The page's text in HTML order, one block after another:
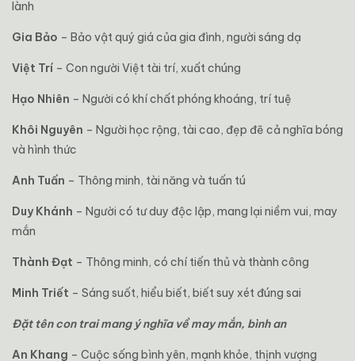
lành
Gia Bảo – Bảo vật quý giá của gia đình, người sáng dạ
Việt Trí – Con người Việt tài trí, xuất chúng
Hạo Nhiên – Người có khí chất phóng khoáng, trí tuệ
Khôi Nguyên – Người học rộng, tài cao, đẹp đẽ cả nghĩa bóng
và hình thức
Anh Tuấn – Thông minh, tài năng và tuấn tú
Duy Khánh – Người có tư duy độc lập, mang lại niềm vui, may
mắn
Thành Đạt – Thông minh, có chí tiến thủ và thành công
Minh Triết – Sáng suốt, hiểu biết, biết suy xét đúng sai
Đặt tên con trai mang ý nghĩa về may mắn, bình an
An Khang – Cuộc sống bình yên, mạnh khỏe, thịnh vượng